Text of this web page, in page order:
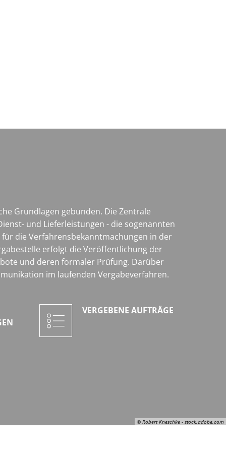
© Robert Kneschke - stock.adobe.com
Grundlagen gebunden. Die Zentrale
und Lieferleistungen - die sogenannten
die Verfahrensbekanntmachungen in der
erfolgt die Veröffentlichung der
und deren formaler Prüfung. Darüber
im laufenden Vergabeverfahren.
VERGEBENE AUFTRÄGE